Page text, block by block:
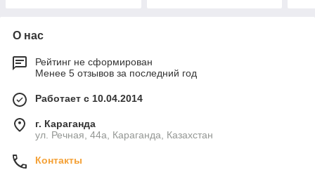
О нас
Рейтинг не сформирован
Менее 5 отзывов за последний год
Работает с 10.04.2014
г. Караганда
ул. Речная, 44а, Караганда, Казахстан
Контакты